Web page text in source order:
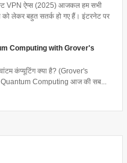
VPN ऐप्स (2025) आजकल हम सभी
को लेकर बहुत सतर्क हो गए हैं। इंटरनेट पर
Computing with Grover's
कंप्यूटिंग क्या है? (Grover's
Quantum Computing आज की सब...